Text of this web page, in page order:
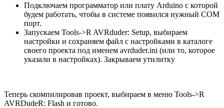
Подключаем программатор или плату Arduino с которой
будем работать, чтобы в системе появился нужный COM
порт.
Запускаем Tools->R AVRduder: Setup, выбираем
настройки и сохраняем файл с настройками в каталоге
своего проекта под именем avrduder.ini (или то, которое
указали в настройках). Закрываем утилитку
Теперь скомпилировав проект, выбираем в меню Tools->R
AVRDudeR: Flash и готово.